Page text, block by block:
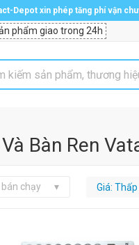
Depot xin phép tăng phí vận
phẩm giao trong 24h
Bàn Ren
chạy Giá: